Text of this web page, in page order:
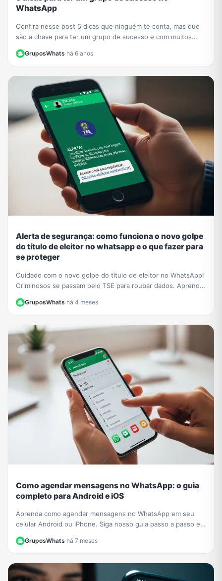
WhatsApp
Confira nesse post 5 dicas que ninguém te conta, mas que
são a chave para ter um grupo de sucesso e com muitos
GruposWhats·há 6 anos
Alerta de segurança: como funciona o novo golpe
do título de eleitor no whatsapp e o que fazer para
se proteger
Cuidado com o novo golpe do título de eleitor no WhatsApp!
Criminosos se passam pelo TSE para roubar dados. Aprenda
GruposWhats·há 4 meses
Como agendar mensagens no WhatsApp: o guia
completo para Android e iOS
Aprenda como agendar mensagens no WhatsApp em seu
celular Android ou iPhone. Siga nosso guia passo a passo e
nunca mais se esqueça de um recado importante!
GruposWhats·há 7 meses